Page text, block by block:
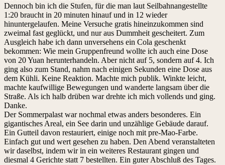
Dennoch bin ich die Stufen, für die man laut Seilbahnangestellte
1:20 braucht in 20 minuten hinauf und in 12 wieder
hinuntergelaufen. Meine Versuche gratis hineinzukommen sind
zweimal fast geglückt, und nur aus Dummheit gescheitert. Zum
Ausgleich habe ich dann unversehens ein Cola geschenkt
bekommen: Wie mein Gruppenfreund wollte ich auch eine Dose
von 20 Yuan herunterhandeln. Aber nicht auf 5, sondern auf 4. Ich
ging also zum Stand, nahm nach einigen Sekunden eine Dose aus
dem Kühli. Keine Reaktion. Machte mich publik. Winkte leicht,
machte kaufwillige Bewegungen und wanderte langsam über die
Straße. Als ich halb drüben war drehte ich mich vollends und ging.
Danke.
Der Sommerpalast war nochmal etwas anders besonderes. Ein
gigantisches Areal, ein See darin und unzählige Gebäude darauf.
Ein Gutteil davon restauriert, einige noch mit pre-Mao-Farbe.
Einfach gut und wert gesehen zu haben. Den Abend veranstalteten
wir daselbst, indem wir in ein weiteres Restaurant gingen und
diesmal 4 Gerichte statt 7 bestellten. Ein guter Abschluß des Tages.